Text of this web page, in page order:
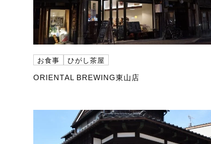
お食事 ひがし茶屋
ORIENTAL BREWING東山店